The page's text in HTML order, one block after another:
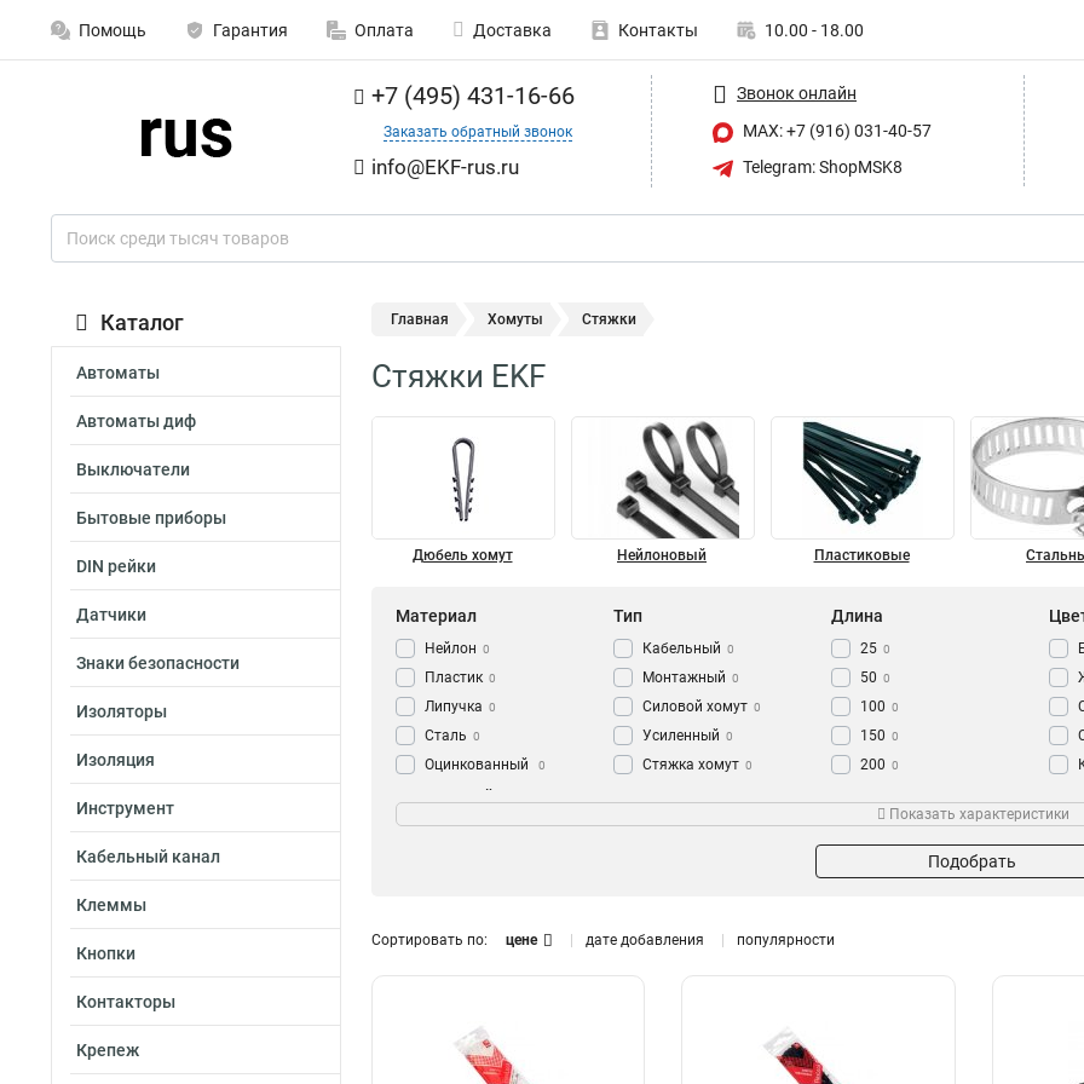
Помощь Гарантия Оплата Доставка Контакты 10.00 - 18.00
+7 (495) 431-16-66
Заказать обратный звонок
info@EKF-rus.ru
Звонок онлайн
MAX: +7 (916) 031-40-57
Telegram: ShopMSK8
Каталог
Автоматы
Автоматы диф
Выключатели
Бытовые приборы
DIN рейки
Датчики
Знаки безопасности
Изоляторы
Изоляция
Инструмент
Кабельный канал
Клеммы
Кнопки
Контакторы
Крепеж
Главная Хомуты Стяжки
Стяжки EKF
Дюбель хомут Нейлоновый Пластиковые
Материал
Нейлон 0
Пластик 0
Липучка 0
Сталь 0
Оцинкованный 0
С отверстием
Тип
Кабельный 0
Монтажный 0
Силовой хомут 0
Усиленный 0
Стяжка хомут 0
Трубный 0
Длина
25 0
50 0
100 0
150 0
200 0
300 0
400 0
Морозостойкость
Да 0
Показать характеристики
Подобрать
Сортировать по: цене дате добавления популярности